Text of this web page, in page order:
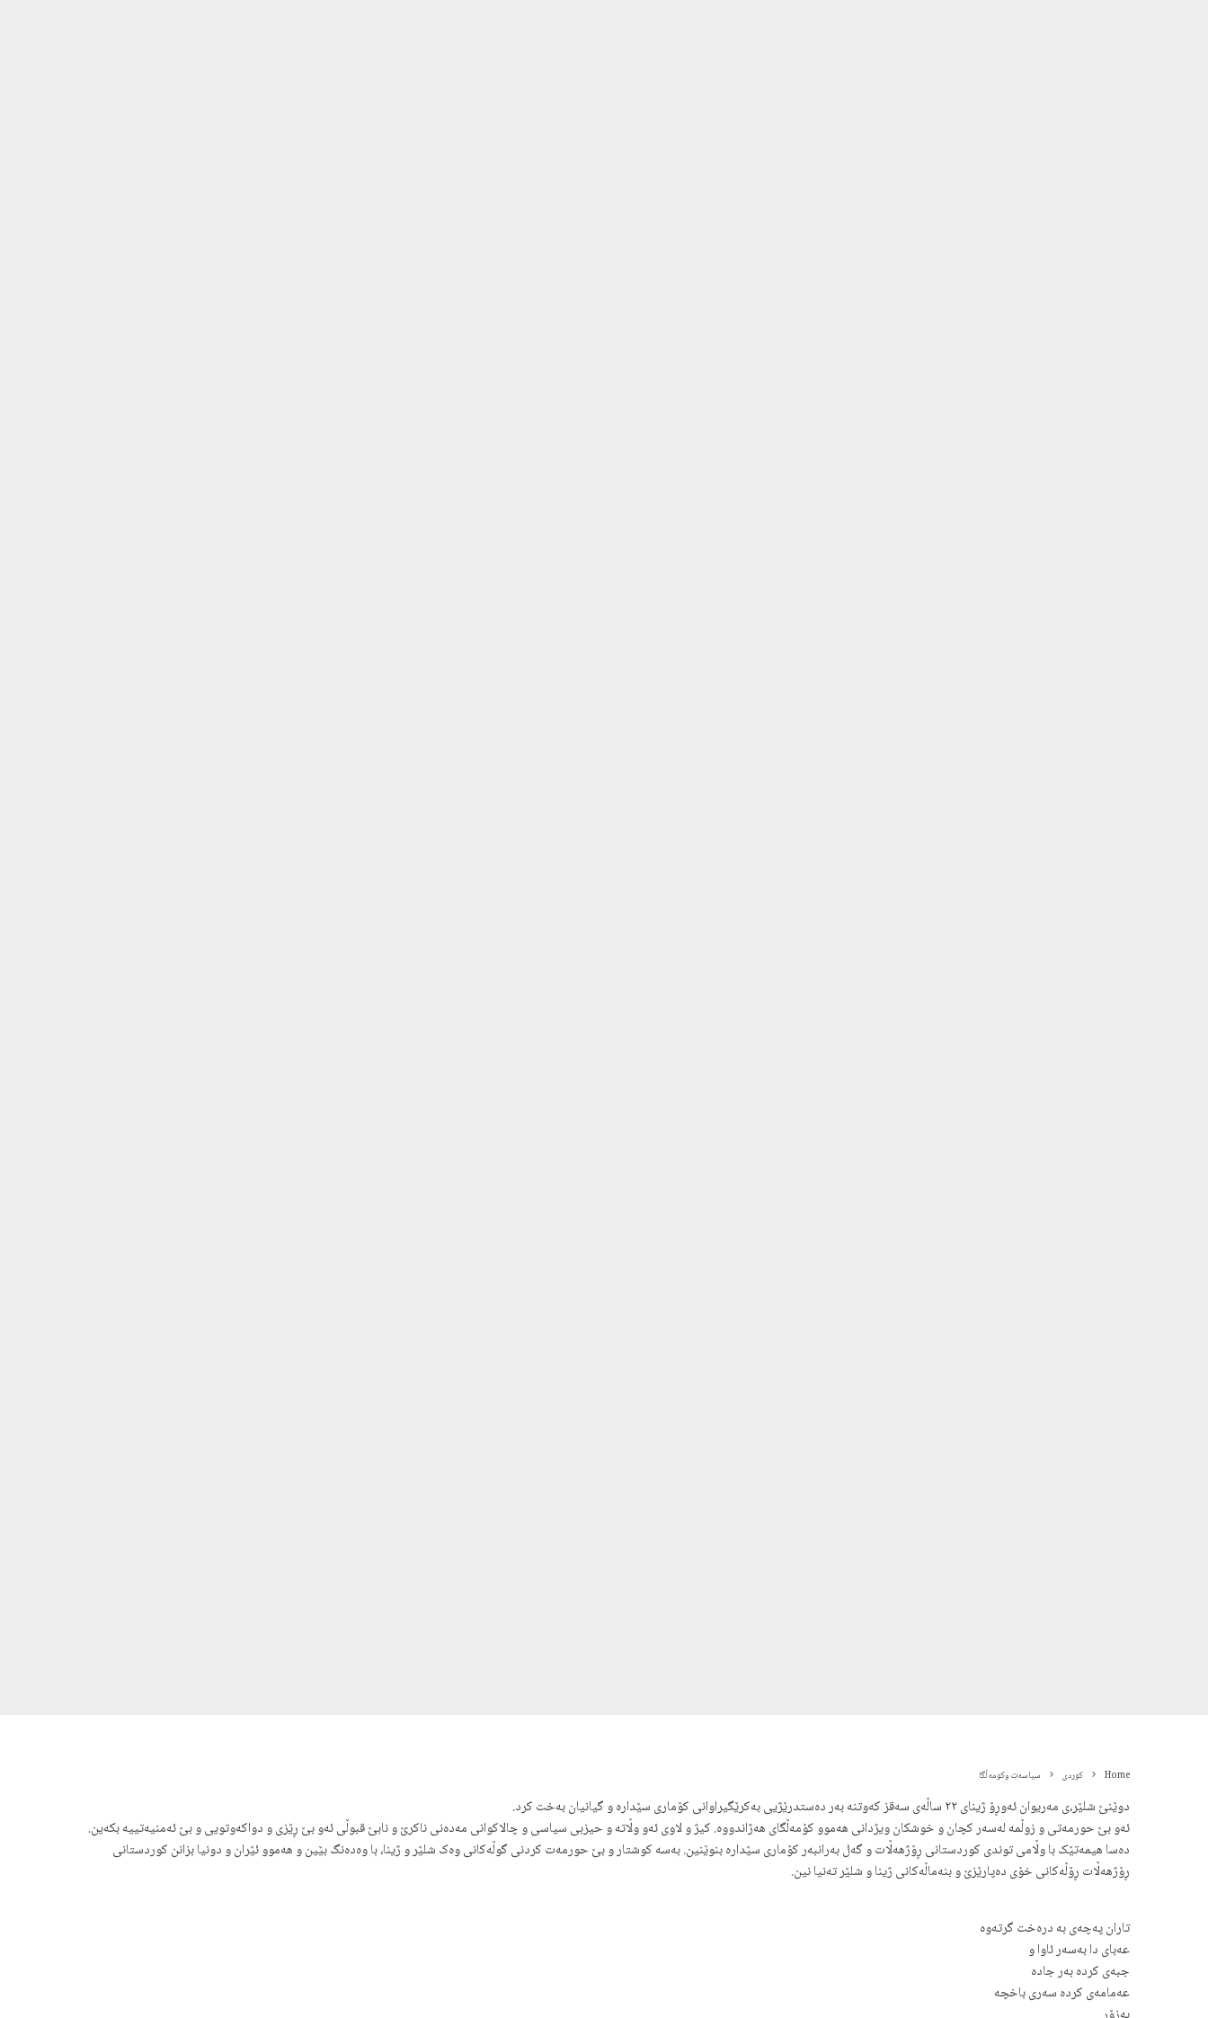
Home کوردی سیاسەت وکومەڵگا
دوێنێ شلێر،ی مەریوان ئەوڕۆ ژینای ٢٢ ساڵەی سەقز کەوتنە بەر دەستدرێژیی بەکرێگیراوانی کۆماری سێدارە و گیانیان بەخت کرد.
ئەو بێ حورمەتی و زوڵمە لەسەر کچان و خوشکان ویژدانی هەموو کۆمەڵگای هەژاندووە. کیژ و لاوی ئەو وڵاتە و حیزبی سیاسی و چالاکوانی مەدەنی ناکرێ و نابێ قبوڵی ئەو بێ ڕێزی و دواکەوتویی و بێ ئەمنیەتییە بکەین.
دەسا هیمەتێک با وڵامی توندی کوردستانی ڕۆژهەڵات و گەل بەرانبەر کۆماری سێدارە بنوێنین. بەسە کوشتار و بێ حورمەت کردنی گوڵەکانی وەک شلێر و ژینا، با وەدەنگ بێین و هەموو ئێران و دونیا بزانن کوردستانی
ڕۆژهەڵات ڕۆڵەکانی خۆی دەپارێزێ و بنەماڵەکانی ژینا و شلێر تەنیا نین.
تاران پەچەی بە درەخت گرتەوە
عەبای دا بەسەر ئاوا و
جبەی کردە بەر جادە
عەمامەی کردە سەری باخچە